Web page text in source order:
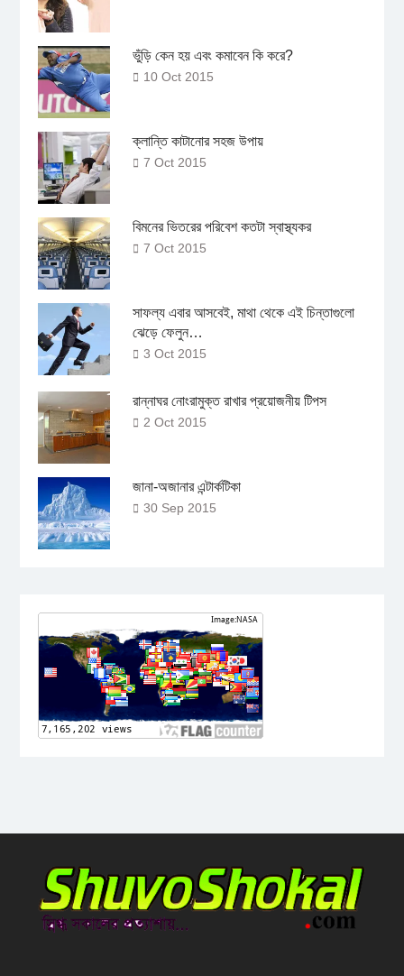
ভুঁড়ি কেন হয় এবং কমাবেন কি করে?
10 Oct 2015
ক্লান্তি কাটানোর সহজ উপায়
7 Oct 2015
বিমনের ভিতরের পরিবেশ কতটা স্বাস্থ্যকর
7 Oct 2015
সাফল্য এবার আসবেই, মাথা থেকে এই চিন্তাগুলো
ঝেড়ে ফেলুন…
3 Oct 2015
রান্নাঘর নোংরামুক্ত রাখার প্রয়োজনীয় টিপস
2 Oct 2015
জানা-অজানার এন্টার্কটিকা
30 Sep 2015